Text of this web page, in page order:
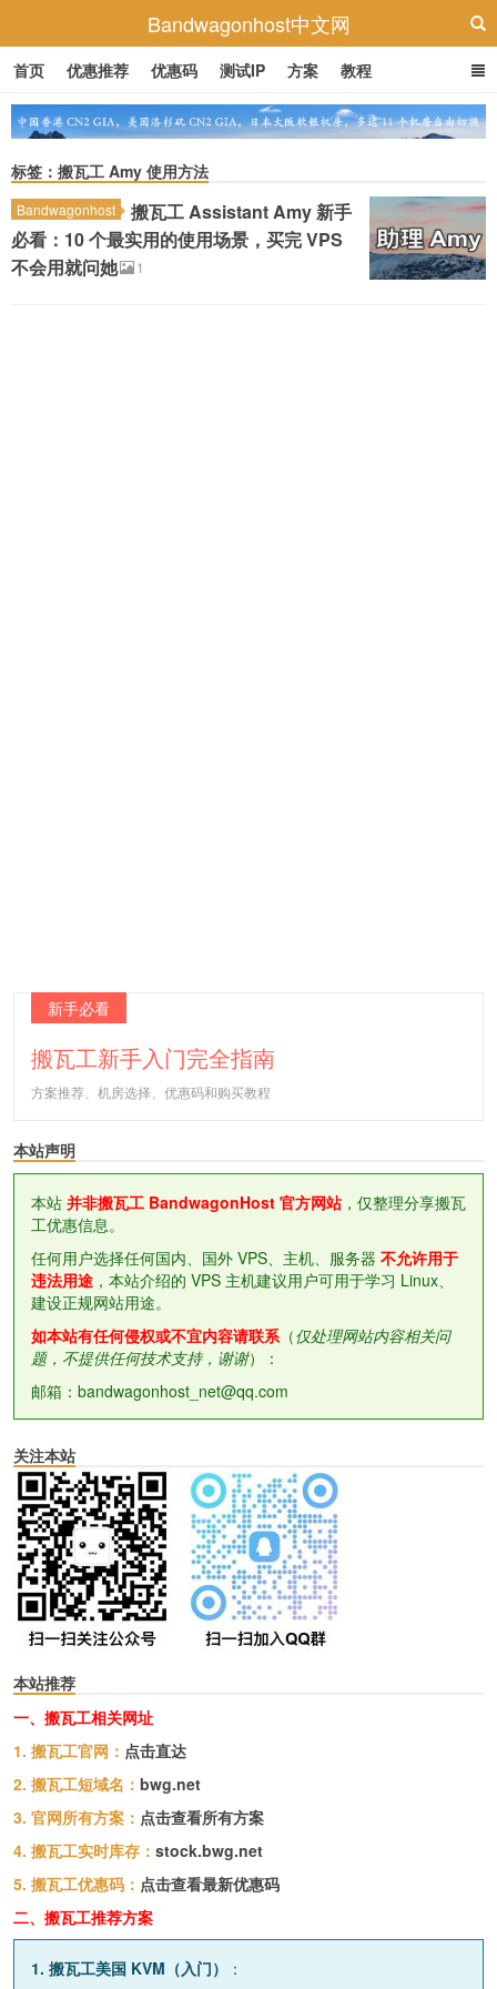
Bandwagonhost中文网
首页 优惠推荐 优惠码 测试IP 方案 教程
标签：搬瓦工 Amy 使用方法
Bandwagonhost
搬瓦工 Assistant Amy 新手
必看：10 个最实用的使用场景，买完 VPS
不会用就问她
1
新手必看
搬瓦工新手入门完全指南
方案推荐、机房选择、优惠码和购买教程
本站声明
本站 并非搬瓦工 BandwagonHost 官方网站，仅整理分享搬瓦
工优惠信息。
任何用户选择任何国内、国外 VPS、主机、服务器 不允许用于
违法用途 ，本站介绍的 VPS 主机建议用户可用于学习 Linux、
建设正规网站用途。
如本站有任何侵权或不宜内容请联系（仅处理网站内容相关问
题，不提供任何技术支持，谢谢）：
邮箱：bandwagonhost_net@qq.com
关注本站
本站推荐
一、搬瓦工相关网址
1. 搬瓦工官网： 点击直达
2. 搬瓦工短域名： bwg.net
3. 官网所有方案： 点击查看所有方案
4. 搬瓦工实时库存： stock.bwg.net
5. 搬瓦工优惠码： 点击查看最新优惠码
二、搬瓦工推荐方案
1. 搬瓦工美国 KVM（入门） ：